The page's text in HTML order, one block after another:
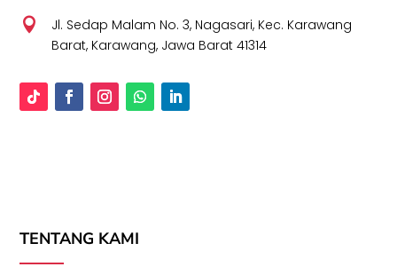

Jl. Sedap Malam No. 3, Nagasari, Kec. Karawang
Barat, Karawang, Jawa Barat 41314
TENTANG KAMI